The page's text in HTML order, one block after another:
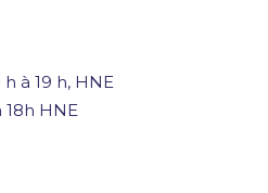
à 19 h, HNE
HNE